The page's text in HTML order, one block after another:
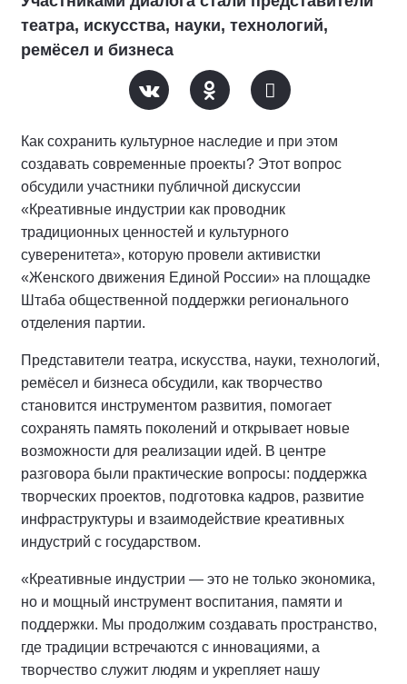
театра, искусства, науки, технологий,
ремёсел и бизнеса
Как сохранить культурное наследие и при этом
создавать современные проекты? Этот вопрос
обсудили участники публичной дискуссии
«Креативные индустрии как проводник
традиционных ценностей и культурного
суверенитета», которую провели активистки
«Женского движения Единой России» на площадке
Штаба общественной поддержки регионального
отделения партии.
Представители театра, искусства, науки, технологий,
ремёсел и бизнеса обсудили, как творчество
становится инструментом развития, помогает
сохранять память поколений и открывает новые
возможности для реализации идей. В центре
разговора были практические вопросы: поддержка
творческих проектов, подготовка кадров, развитие
инфраструктуры и взаимодействие креативных
индустрий с государством.
«Креативные индустрии — это не только экономика,
но и мощный инструмент воспитания, памяти и
поддержки. Мы продолжим создавать пространство,
где традиции встречаются с инновациями, а
творчество служит людям и укрепляет нашу